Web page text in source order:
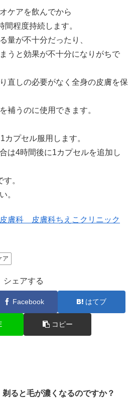
ケアを飲んでから
程度持続します。
量が不十分だったり、
うと効果が不十分になりがちで
直しの必要がなく全身の皮膚を保
補うのに使用できます。
カプセル服用します。
は4時間後に1カプセルを追加し
。
。
膚科 皮膚科ちえこクリニック
ア
シェアする
Facebook はてブ
コピー
剃ると毛が濃くなるのですか？